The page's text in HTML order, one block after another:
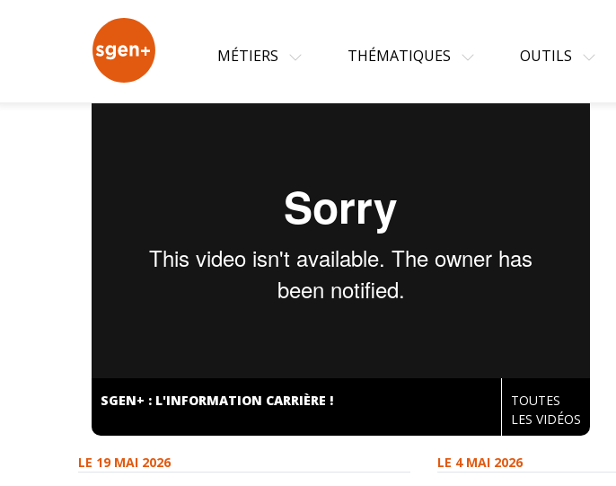
+ MÉTIERS THÉMATIQUES OUTILS
TOUTES
LES VIDÉOS
SGEN+ : L'INFORMATION CARRIÈRE !
LE 19 MAI 2026 LE 4 MAI 2026